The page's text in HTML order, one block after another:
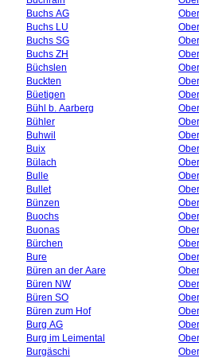
Buchs AG
Buchs LU
Buchs SG
Buchs ZH
Büchslen
Buckten
Büetigen
Bühl b. Aarberg
Bühler
Buhwil
Buix
Bülach
Bulle
Bullet
Bünzen
Buochs
Buonas
Bürchen
Bure
Büren an der Aare
Büren NW
Büren SO
Büren zum Hof
Burg AG
Burg im Leimental
Burgäschi